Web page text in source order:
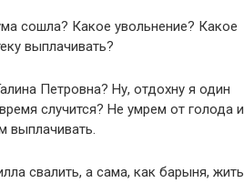
сошла? Какое увольнение? Какое
выплачивать?
Петровна? Ну, отдохну я один
случится? Не умрем от голода и
выплачивать.
свалить, а сама, как барыня, жить